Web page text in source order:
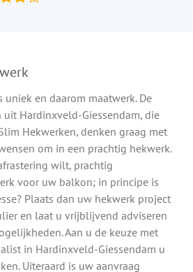
uniek en daarom maatwerk. De
Hardinxveld-Giessendam, die
Hekwerken, denken graag met
om in een prachtig hekwerk.
wilt, prachtig
voor uw balkon; in principe is
Plaats dan uw hekwerk project
en laat u vrijblijvend adviseren
Aan u de keuze met
in Hardinxveld-Giessendam u
Uiteraard is uw aanvraag